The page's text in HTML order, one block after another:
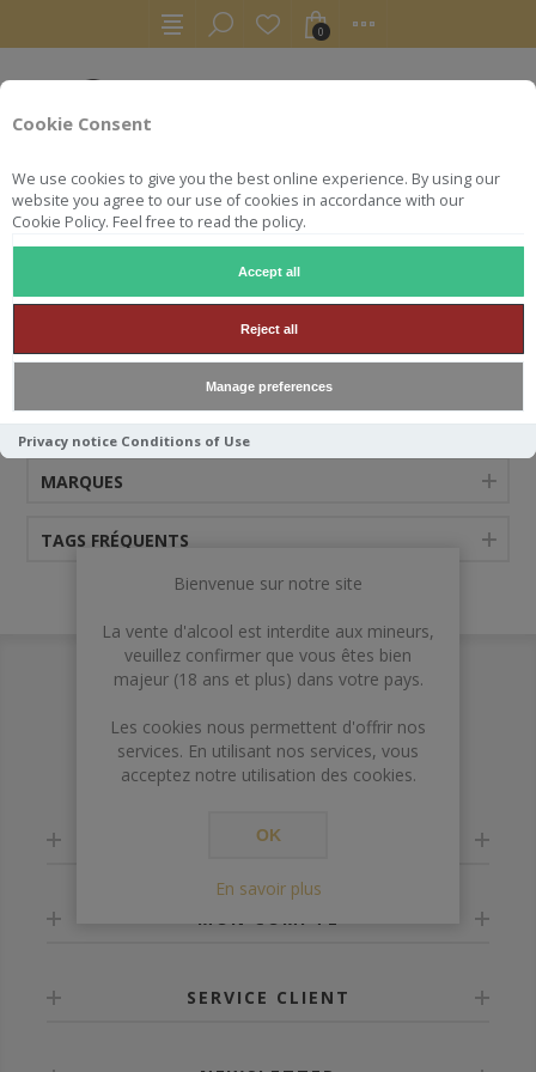
Cookie Consent
We use cookies to give you the best online experience. By using our
website you agree to our use of cookies in accordance with our
Cookie Policy. Feel free to read the policy.
Accept all
Reject all
Manage preferences
Privacy notice Conditions of Use
0
KENTUCKY OWL
CATÉGORIES
MARQUES
TAGS FRÉQUENTS
INFORMATION
MON COMPTE
SERVICE CLIENT
Bienvenue sur notre site
La vente d'alcool est interdite aux mineurs,
veuillez confirmer que vous êtes bien
majeur (18 ans et plus) dans votre pays.
Les cookies nous permettent d'offrir nos
services. En utilisant nos services, vous
acceptez notre utilisation des cookies.
OK
En savoir plus